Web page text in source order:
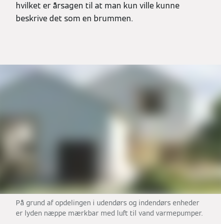
hvilket er årsagen til at man kun ville kunne
beskrive det som en brummen.
På grund af opdelingen i udendørs og indendørs enheder
er lyden næppe mærkbar med luft til vand varmepumper.